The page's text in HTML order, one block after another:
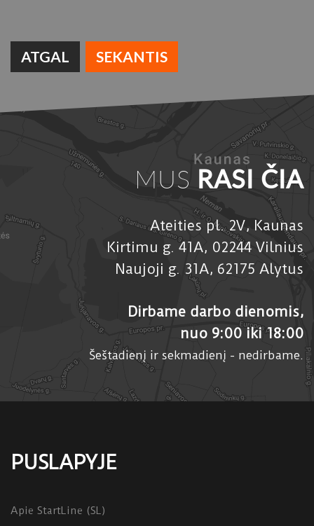
ATGAL SEKANTIS
MUS RASI ČIA
Ateities pl. 2V, Kaunas
Kirtimu g. 41A, 02244 Vilnius
Naujoji g. 31A, 62175 Alytus
Dirbame darbo dienomis,
nuo 9:00 iki 18:00
Šeštadienį ir sekmadienį - nedirbame.
PUSLAPYJE
Apie StartLine (SL)